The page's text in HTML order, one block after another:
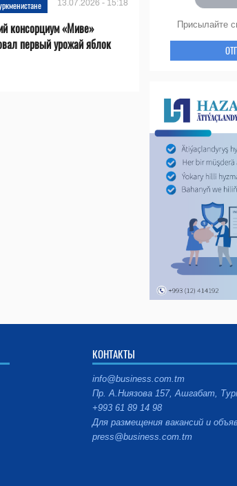
13.07.2026 - 15:18
консорциум «Миве»
первый урожай яблок
Присылайте
КОНТАКТЫ
info@business.com.tm
Пр. А.Ниязова 157, Ашгабат,
+993 61 89 14 98
Для размещения вакансий и
press@business.com.tm